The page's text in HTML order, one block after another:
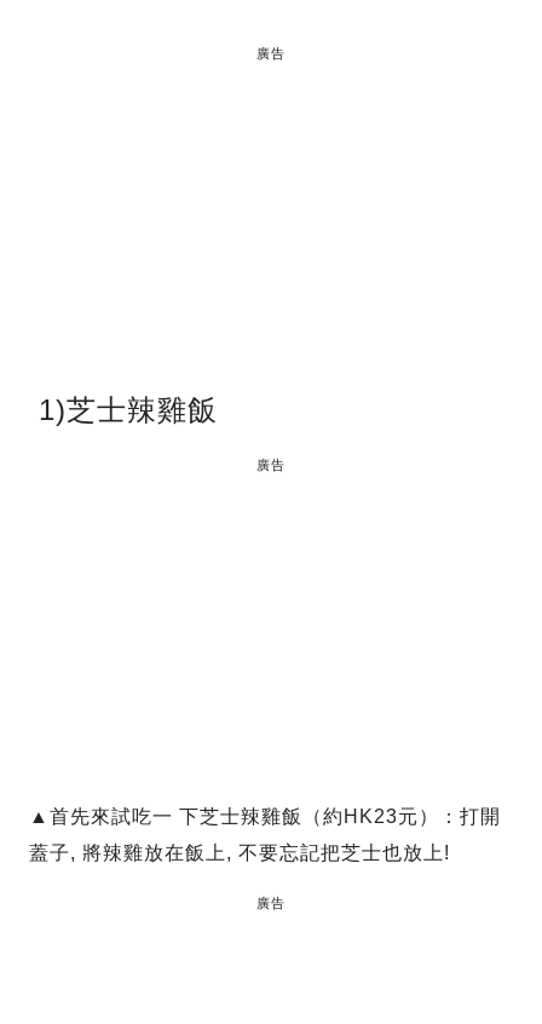
廣告
1)芝士辣雞飯
廣告
▲首先來試吃一 下芝士辣雞飯（約HK23元）：打開
蓋子, 將辣雞放在飯上, 不要忘記把芝士也放上!
廣告